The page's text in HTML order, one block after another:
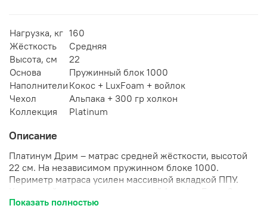
Нагрузка, кг 160
Жёсткость
Средняя
Высота, см
22
Основа
Пружинный блок 1000
Наполнители Кокос + LuxFoam + войлок
Чехол
Альпака + 300 гр холкон
Коллекция
Platinum
Описание
Платинум Дрим – матрас средней жёсткости, высотой
22 см. На независимом пружинном блоке 1000.
Периметр матраса усилен массивной вкладкой ППУ.
войлок, с двух сторон.
Показать полностью